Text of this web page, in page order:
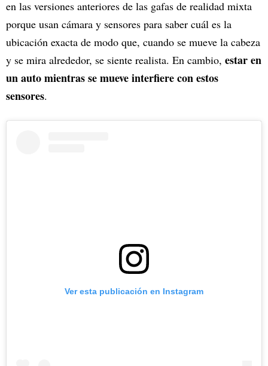
en las versiones anteriores de las gafas de realidad mixta
porque usan cámara y sensores para saber cuál es la
ubicación exacta de modo que, cuando se mueve la cabeza
y se mira alrededor, se siente realista. En cambio, estar en
un auto mientras se mueve interfiere con estos
sensores.
Ver esta publicación en Instagram